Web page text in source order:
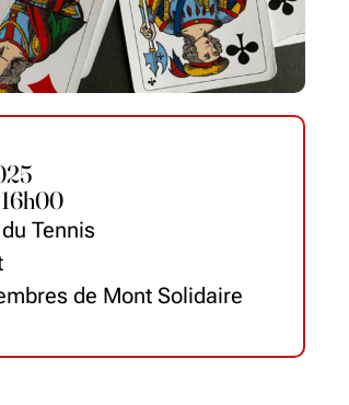
h00
Tennis
de Mont Solidaire